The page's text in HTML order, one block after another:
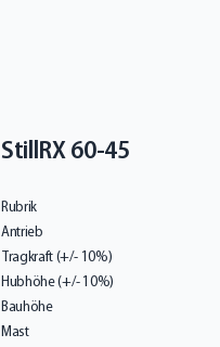
StillRX 60-45
Rubrik
Antrieb
Tragkraft (+/- 10%)
Hubhöhe (+/- 10%)
Bauhöhe
Mast